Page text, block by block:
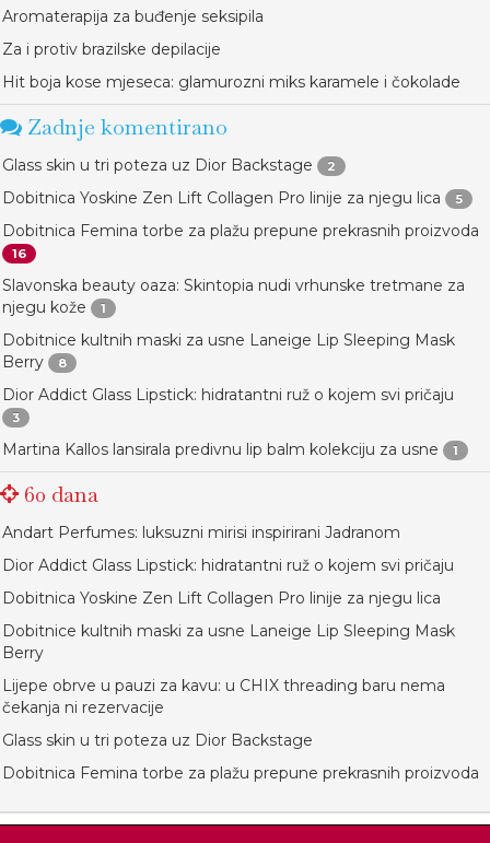
Aromaterapija za buđenje seksipila
Za i protiv brazilske depilacije
Hit boja kose mjeseca: glamurozni miks karamele i čokolade
Zadnje komentirano
Glass skin u tri poteza uz Dior Backstage 2
Dobitnica Yoskine Zen Lift Collagen Pro linije za njegu lica 5
Dobitnica Femina torbe za plažu prepune prekrasnih proizvoda
16
Slavonska beauty oaza: Skintopia nudi vrhunske tretmane za
njegu kože
1
Dobitnice kultnih maski za usne Laneige Lip Sleeping Mask
Berry
8
Dior Addict Glass Lipstick: hidratantni ruž o kojem svi pričaju
3
Martina Kallos lansirala predivnu lip balm kolekciju za usne 1
60 dana
Andart Perfumes: luksuzni mirisi inspirirani Jadranom
Dior Addict Glass Lipstick: hidratantni ruž o kojem svi pričaju
Dobitnica Yoskine Zen Lift Collagen Pro linije za njegu lica
Dobitnice kultnih maski za usne Laneige Lip Sleeping Mask
Berry
Lijepe obrve u pauzi za kavu: u CHIX threading baru nema
čekanja ni rezervacije
Glass skin u tri poteza uz Dior Backstage
Dobitnica Femina torbe za plažu prepune prekrasnih proizvoda